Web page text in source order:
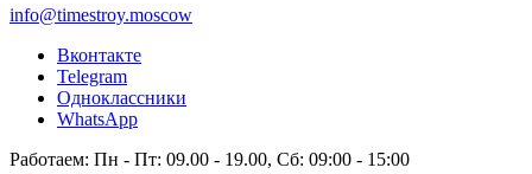
info@timestroy.moscow
Вконтакте
Telegram
Одноклассники
WhatsApp
Работаем: Пн - Пт: 09.00 - 19.00, Сб: 09:00 - 15:00